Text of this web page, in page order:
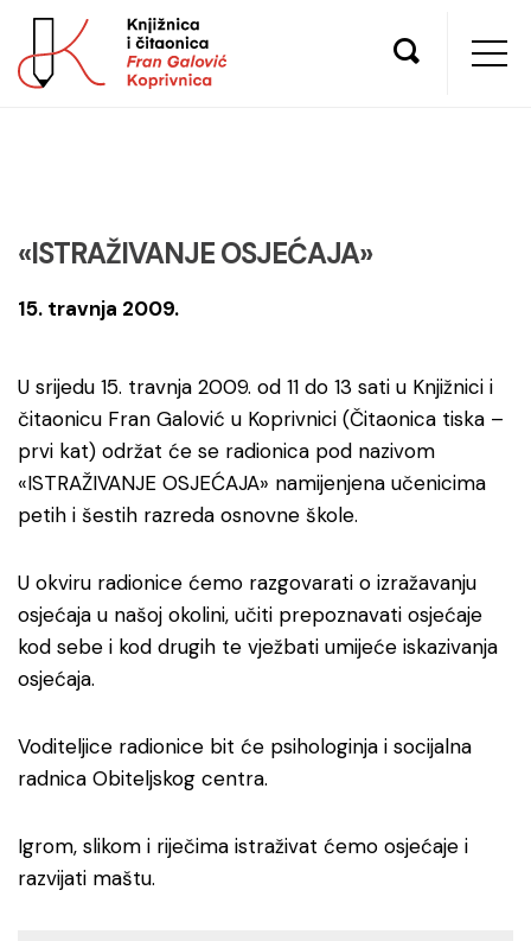
«ISTRAŽIVANJE OSJEĆAJA»
15. travnja 2009.
U srijedu 15. travnja 2009. od 11 do 13 sati u Knjižnici i
čitaonicu Fran Galović u Koprivnici (Čitaonica tiska –
prvi kat) održat će se radionica pod nazivom
«ISTRAŽIVANJE OSJEĆAJA» namijenjena učenicima
petih i šestih razreda osnovne škole.
U okviru radionice ćemo razgovarati o izražavanju
osjećaja u našoj okolini, učiti prepoznavati osjećaje
kod sebe i kod drugih te vježbati umijeće iskazivanja
osjećaja.
Voditeljice radionice bit će psihologinja i socijalna
radnica Obiteljskog centra.
Igrom, slikom i riječima istraživat ćemo osjećaje i
razvijati maštu.